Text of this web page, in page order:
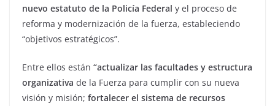
nuevo estatuto de la Policía Federal y el proceso de
reforma y modernización de la fuerza, estableciendo
“objetivos estratégicos”.
Entre ellos están “actualizar las facultades y estructura
organizativa de la Fuerza para cumplir con su nueva
visión y misión; fortalecer el sistema de recursos